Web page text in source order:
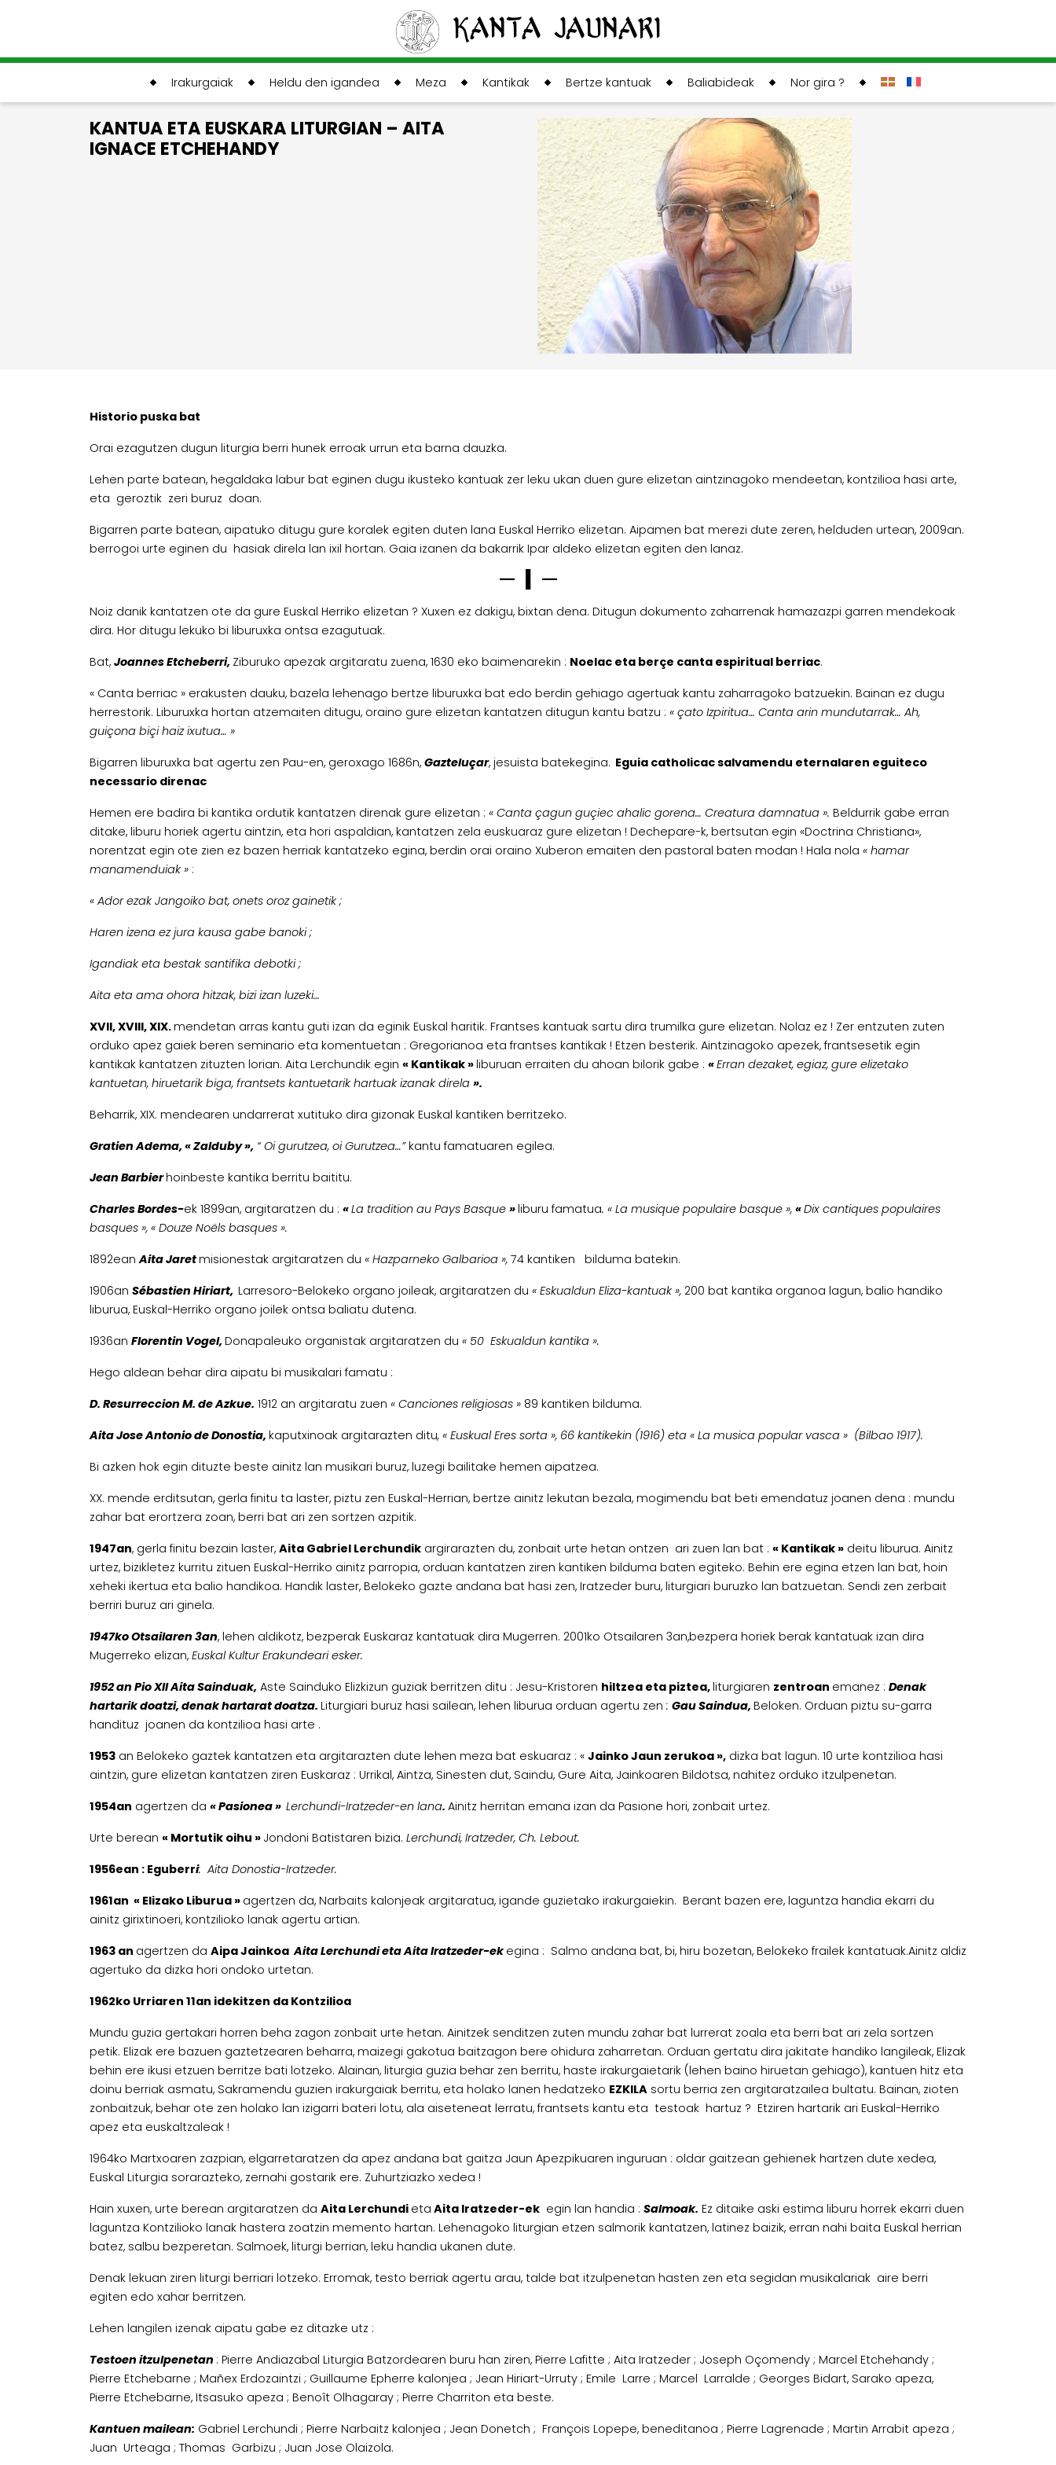
Kanta Jaunari
Irakurgaiak Heldu den igandea Meza Kantikak Bertze kantuak Baliabideak Nor gira ?
KANTUA ETA EUSKARA LITURGIAN – AITA
IGNACE ETCHEHANDY
Historio puska bat
Orai ezagutzen dugun liturgia berri hunek erroak urrun eta barna dauzka.
Lehen parte batean, hegaldaka labur bat eginen dugu ikusteko kantuak zer leku ukan duen gure elizetan aintzinagoko mendeetan, kontzilioa hasi arte,
eta geroztik zeri buruz doan.
Bigarren parte batean, aipatuko ditugu gure koralek egiten duten lana Euskal Herriko elizetan. Aipamen bat merezi dute zeren, helduden urtean, 2009an.
berrogoi urte eginen du hasiak direla lan ixil hortan. Gaia izanen da bakarrik Ipar aldeko elizetan egiten den lanaz.
– I –
Noiz danik kantatzen ote da gure Euskal Herriko elizetan ? Xuxen ez dakigu, bixtan dena. Ditugun dokumento zaharrenak hamazazpi garren mendekoak
dira. Hor ditugu lekuko bi liburuxka ontsa ezagutuak.
Bat, Joannes Etcheberri, Ziburuko apezak argitaratu zuena, 1630 eko baimenarekin : Noelac eta berçe canta espiritual berriac.
« Canta berriac » erakusten dauku, bazela lehenago bertze liburuxka bat edo berdin gehiago agertuak kantu zaharragoko batzuekin. Bainan ez dugu
herrestorik. Liburuxka hortan atzemaiten ditugu, oraino gure elizetan kantatzen ditugun kantu batzu : « çato Izpiritua… Canta arin mundutarrak… Ah,
guiçona biçi haiz ixutua… »
Bigarren liburuxka bat agertu zen Pau-en, geroxago 1686n, Gazteluçar, jesuista batekegina. Eguia catholicac salvamendu eternalaren eguiteco
necessario direnac
Hemen ere badira bi kantika ordutik kantatzen direnak gure elizetan : « Canta çagun guçiec ahalic gorena… Creatura damnatua ». Beldurrik gabe erran
ditake, liburu horiek agertu aintzin, eta hori aspaldian, kantatzen zela euskuaraz gure elizetan ! Dechepare-k, bertsutan egin «Doctrina Christiana»,
norentzat egin ote zien ez bazen herriak kantatzeko egina, berdin orai oraino Xuberon emaiten den pastoral baten modan ! Hala nola « hamar
manamenduiak » :
« Ador ezak Jangoiko bat, onets oroz gainetik ;
Haren izena ez jura kausa gabe banoki ;
Igandiak eta bestak santifika debotki ;
Aita eta ama ohora hitzak, bizi izan luzeki…
XVII, XVIII, XIX.mendetan arras kantu guti izan da eginik Euskal haritik. Frantses kantuak sartu dira trumilka gure elizetan. Nolaz ez ! Zer entzuten zuten
orduko apez gaiek beren seminario eta komentuetan : Gregorianoa eta frantses kantikak ! Etzen besterik. Aintzinagoko apezek, frantsesetik egin
kantikak kantatzen zituzten lorian. Aita Lerchundik egin « Kantikak »liburuan erraiten du ahoan bilorik gabe : «Erran dezaket, egiaz, gure elizetako
kantuetan, hiruetarik biga, frantsets kantuetarik hartuak izanak direla ».
Beharrik, XIX. mendearen undarrerat xutituko dira gizonak Euskal kantiken berritzeko.
Gratien Adema,«Zalduby», “ Oi gurutzea, oi Gurutzea…”kantu famatuaren egilea.
Jean Barbierhoinbeste kantika berritu baititu.
Charles Bordes-ek 1899an, argitaratzen du : «La tradition au Pays Basque »liburu famatua. « La musique populaire basque », «Dix cantiques populaires
basques », « Douze Noëls basques ».
1892eanAita Jaretmisionestak argitaratzen du « Hazparneko Galbarioa », 74 kantiken bilduma batekin.
1906an Sébastien Hiriart, Larresoro-Belokeko organo joileak, argitaratzen du « Eskualdun Eliza-kantuak », 200 bat kantika organoa lagun, balio handiko
liburua, Euskal-Herriko organo joilek ontsa baliatu dutena.
1936an Florentin Vogel,Donapaleuko organistak argitaratzen du « 50 Eskualdun kantika ».
Hego aldean behar dira aipatu bi musikalari famatu :
D. Resurreccion M. de Azkue. 1912 an argitaratu zuen « Canciones religiosas » 89 kantiken bilduma.
Aita Jose Antonio de Donostia,kaputxinoak argitarazten ditu, « Euskual Eres sorta », 66 kantikekin (1916) eta « La musica popular vasca » (Bilbao 1917).
Bi azken hok egin dituzte beste ainitz lan musikari buruz, luzegi bailitake hemen aipatzea.
XX. mende erditsutan, gerla finitu ta laster, piztu zen Euskal-Herrian, bertze ainitz lekutan bezala, mogimendu bat beti emendatuz joanen dena : mundu
zahar bat erortzera zoan, berri bat ari zen sortzen azpitik.
1947an, gerla finitu bezain laster, Aita Gabriel Lerchundik argirarazten du, zonbait urte hetan ontzen ari zuen lan bat : « Kantikak » deitu liburua. Ainitz
urtez, bizikletez kurritu zituen Euskal-Herriko ainitz parropia, orduan kantatzen ziren kantiken bilduma baten egiteko. Behin ere egina etzen lan bat, hoin
xeheki ikertua eta balio handikoa. Handik laster, Belokeko gazte andana bat hasi zen, Iratzeder buru, liturgiari buruzko lan batzuetan. Sendi zen zerbait
berriri buruz ari ginela.
1947ko Otsailaren 3an, lehen aldikotz, bezperak Euskaraz kantatuak dira Mugerren. 2001ko Otsailaren 3an,bezpera horiek berak kantatuak izan dira
Mugerreko elizan, Euskal Kultur Erakundeari esker.
1952 an Pio XII Aita Sainduak, Aste Sainduko Elizkizun guziak berritzen ditu : Jesu-Kristoren hiltzea eta piztea,liturgiaren zentroan emanez : Denak
hartarik doatzi, denak hartarat doatza. Liturgiari buruz hasi sailean, lehen liburua orduan agertu zen : Gau Saindua,Beloken. Orduan piztu su-garra
handituz joanen da kontzilioa hasi arte .
1953 an Belokeko gaztek kantatzen eta argitarazten dute lehen meza bat eskuaraz : « Jainko Jaun zerukoa », dizka bat lagun. 10 urte kontzilioa hasi
aintzin, gure elizetan kantatzen ziren Euskaraz : Urrikal, Aintza, Sinesten dut, Saindu, Gure Aita, Jainkoaren Bildotsa, nahitez orduko itzulpenetan.
1954an agertzen da « Pasionea» Lerchundi-Iratzeder-en lana. Ainitz herritan emana izan da Pasione hori, zonbait urtez.
Urte berean « Mortutik oihu » Jondoni Batistaren bizia. Lerchundi, Iratzeder, Ch. Lebout.
1956ean : Eguberri: Aita Donostia-Iratzeder.
1961an « Elizako Liburua » agertzen da, Narbaits kalonjeak argitaratua, igande guzietako irakurgaiekin. Berant bazen ere, laguntza handia ekarri du
ainitz girixtinoeri, kontzilioko lanak agertu artian.
1963 an agertzen da Aipa JainkoaAita Lerchundi eta Aita Iratzeder-ek egina : Salmo andana bat, bi, hiru bozetan, Belokeko frailek kantatuak.Ainitz aldiz
agertuko da dizka hori ondoko urtetan.
1962ko Urriaren 11an idekitzen da Kontzilioa
Mundu guzia gertakari horren beha zagon zonbait urte hetan. Ainitzek senditzen zuten mundu zahar bat lurrerat zoala eta berri bat ari zela sortzen
petik. Elizak ere bazuen gaztetzearen beharra, maizegi gakotua baitzagon bere ohidura zaharretan. Orduan gertatu dira jakitate handiko langileak, Elizak
behin ere ikusi etzuen berritze bati lotzeko. Alainan, liturgia guzia behar zen berritu, haste irakurgaietarik (lehen baino hiruetan gehiago), kantuen hitz eta
doinu berriak asmatu, Sakramendu guzien irakurgaiak berritu, eta holako lanen hedatzeko EZKILA sortu berria zen argitaratzailea bultatu. Bainan, zioten
zonbaitzuk, behar ote zen holako lan izigarri bateri lotu, ala aiseteneat lerratu, frantsets kantu eta testoak hartuz ? Etziren hartarik ari Euskal-Herriko
apez eta euskaltzaleak !
1964ko Martxoaren zazpian, elgarretaratzen da apez andana bat gaitza Jaun Apezpikuaren inguruan : oldar gaitzean gehienek hartzen dute xedea,
Euskal Liturgia sorarazteko, zernahi gostarik ere. Zuhurtziazko xedea !
Hain xuxen, urte berean argitaratzen da Aita Lerchundi eta Aita Iratzeder-ek egin lan handia : Salmoak. Ez ditaike aski estima liburu horrek ekarri duen
laguntza Kontzilioko lanak hastera zoatzin memento hartan. Lehenagoko liturgian etzen salmorik kantatzen, latinez baizik, erran nahi baita Euskal herrian
batez, salbu bezperetan. Salmoek, liturgi berrian, leku handia ukanen dute.
Denak lekuan ziren liturgi berriari lotzeko. Erromak, testo berriak agertu arau, talde bat itzulpenetan hasten zen eta segidan musikalariak aire berri
egiten edo xahar berritzen.
Lehen langilen izenak aipatu gabe ez ditazke utz :
Testoen itzulpenetan : Pierre Andiazabal Liturgia Batzordearen buru han ziren, Pierre Lafitte ; Aita Iratzeder ; Joseph Oçomendy ; Marcel Etchehandy ;
Pierre Etchebarne ; Mañex Erdozaintzi ; Guillaume Epherre kalonjea ; Jean Hiriart-Urruty ; Emile Larre ; Marcel Larralde ; Georges Bidart, Sarako apeza,
Pierre Etchebarne, Itsasuko apeza ; Benoît Olhagaray ; Pierre Charriton eta beste.
Kantuen mailean: Gabriel Lerchundi ; Pierre Narbaitz kalonjea ; Jean Donetch ; François Lopepe, beneditanoa ; Pierre Lagrenade ; Martin Arrabit apeza ;
Juan Urteaga ; Thomas Garbizu ; Juan Jose Olaizola.